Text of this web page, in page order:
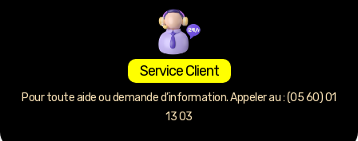
Service Client
Pour toute aide ou demande d’information. Appeler au : (05 60) 01
13 03